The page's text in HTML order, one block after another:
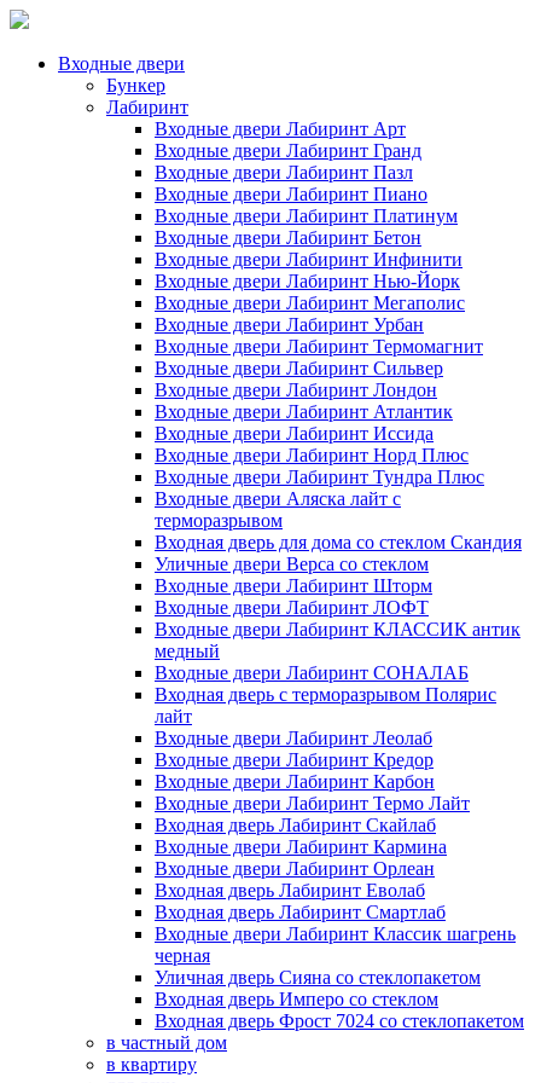
Входные двери
Бункер
Лабиринт
Входные двери Лабиринт Арт
Входные двери Лабиринт Гранд
Входные двери Лабиринт Пазл
Входные двери Лабиринт Пиано
Входные двери Лабиринт Платинум
Входные двери Лабиринт Бетон
Входные двери Лабиринт Инфинити
Входные двери Лабиринт Нью-Йорк
Входные двери Лабиринт Мегаполис
Входные двери Лабиринт Урбан
Входные двери Лабиринт Термомагнит
Входные двери Лабиринт Сильвер
Входные двери Лабиринт Лондон
Входные двери Лабиринт Атлантик
Входные двери Лабиринт Иссида
Входные двери Лабиринт Норд Плюс
Входные двери Лабиринт Тундра Плюс
Входные двери Аляска лайт с
терморазрывом
Входная дверь для дома со стеклом Скандия
Уличные двери Верса со стеклом
Входные двери Лабиринт Шторм
Входные двери Лабиринт ЛОФТ
Входные двери Лабиринт КЛАССИК антик
медный
Входные двери Лабиринт СОНАЛАБ
Входная дверь с терморазрывом Полярис
лайт
Входные двери Лабиринт Леолаб
Входные двери Лабиринт Кредор
Входные двери Лабиринт Карбон
Входные двери Лабиринт Термо Лайт
Входная дверь Лабиринт Скайлаб
Входные двери Лабиринт Кармина
Входные двери Лабиринт Орлеан
Входная дверь Лабиринт Еволаб
Входная дверь Лабиринт Смартлаб
Входные двери Лабиринт Классик шагрень
черная
Уличная дверь Сияна со стеклопакетом
Входная дверь Имперо со стеклом
Входная дверь Фрост 7024 со стеклопакетом
в частный дом
в квартиру